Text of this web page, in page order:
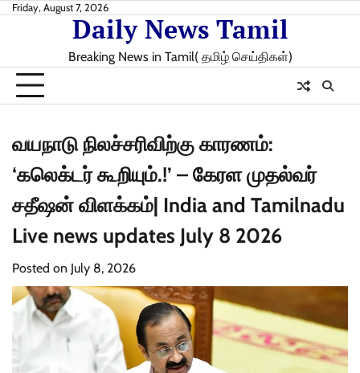
SkipFriday, August 7, 2026
Daily News Tamil
Breaking News in Tamil( தமிழ் செய்திகள்)
வயநாடு நிலச்சரிவிற்கு காரணம்:
‘கலெக்டர் கூறியும்.!’ – கேரள முதல்வர்
சதீஷன் விளக்கம்| India and Tamilnadu
Live news updates July 8 2026
Posted on July 8, 2026